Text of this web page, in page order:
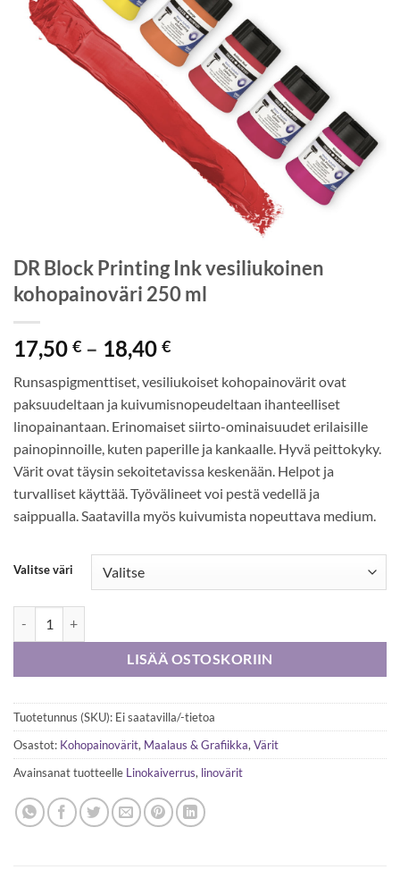
DR Block Printing Ink vesiliukoinen
kohopainoväri 250 ml
17,50 € – 18,40 €Hintaluokka:
-
18,40 €
Runsaspigmenttiset, vesiliukoiset kohopainovärit ovat
paksuudeltaan ja kuivumisnopeudeltaan ihanteelliset
linopainantaan. Erinomaiset siirto-ominaisuudet erilaisille
painopinnoille, kuten paperille ja kankaalle. Hyvä peittokyky.
Värit ovat täysin sekoitetavissa keskenään. Helpot ja
turvalliset käyttää. Työvälineet voi pestä vedellä ja
saippualla. Saatavilla myös kuivumista nopeuttava medium.
Valitse väri
LISÄÄ OSTOSKORIIN
Tuotetunnus (SKU): Ei saatavilla/-tietoa
Osastot: Kohopainovärit, Maalaus & Grafiikka, Värit
Avainsanat tuotteelle Linokaiverrus, linovärit